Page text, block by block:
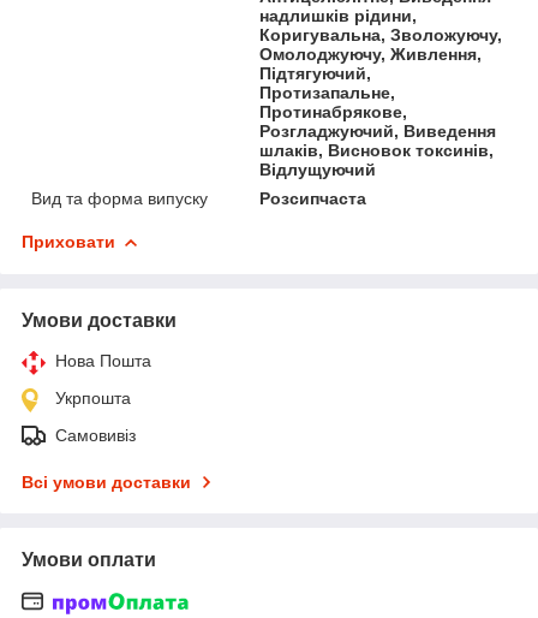
надлишків рідини,
Коригувальна, Зволожуючу,
Омолоджуючу, Живлення,
Підтягуючий,
Протизапальне,
Протинабрякове,
Розгладжуючий, Виведення
шлаків, Висновок токсинів,
Відлущуючий
Вид та форма випуску
Розсипчаста
Приховати
Умови доставки
Нова Пошта
Укрпошта
Самовивіз
Всі умови доставки
Умови оплати